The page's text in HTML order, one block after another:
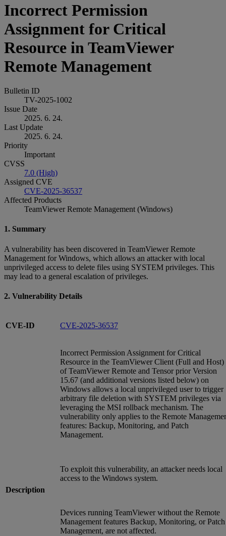
Incorrect Permission
Assignment for Critical
Resource in TeamViewer
Remote Management
Bulletin ID
TV-2025-1002
Issue Date
2025. 6. 24.
Last Update
2025. 6. 24.
Priority
Important
CVSS
7.0 (High)
Assigned CVE
CVE-2025-36537
Affected Products
TeamViewer Remote Management (Windows)
1. Summary
A vulnerability has been discovered in TeamViewer Remote
Management for Windows, which allows an attacker with local
unprivileged access to delete files using SYSTEM privileges. This
may lead to a general escalation of privileges.
2. Vulnerability Details
CVE-ID CVE-2025-36537
Description
Incorrect Permission Assignment for Critical
Resource in the TeamViewer Client (Full and Host)
of TeamViewer Remote and Tensor prior Version
15.67 (and additional versions listed below) on
Windows allows a local unprivileged user to trigger
arbitrary file deletion with SYSTEM privileges via
leveraging the MSI rollback mechanism. The
vulnerability only applies to the Remote
features: Backup, Monitoring, and Patch
Management.
To exploit this vulnerability, an attacker needs local
access to the Windows system.
Devices running TeamViewer without the Remote
Management features Backup, Monitoring, or Patch
Management, are not affected.